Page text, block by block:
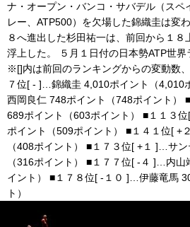
ナ・オープン・バンコ・サバデル（スペ
レー、ATP500）を欠場した錦織圭は変
８へ進出した杉田祐一は、前回から１
浮上した。 ５月１日付の日本勢ATP世界
※[]内は前回のランキングからの変動数
７位[ - ]…錦織圭 4,010ポイント（
西岡良仁 748ポイント（748ポイント）
689ポイント（603ポイント） ■１１３
ポイント（509ポイント） ■１４１位[ +
（408ポイント） ■１７３位[ +１ ]…サ
（316ポイント） ■１７７位[ -４ ]…内
イント） ■１７８位[ -１０ ]…伊藤竜馬
ト）